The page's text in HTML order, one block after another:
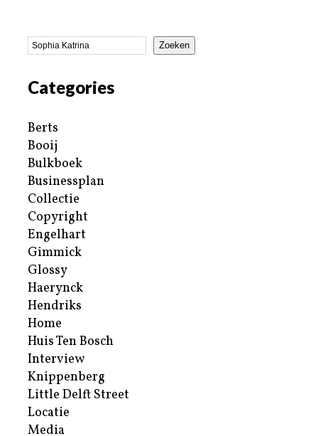
Zoeken
Categories
Berts
Booij
Bulkboek
Businessplan
Collectie
Copyright
Engelhart
Gimmick
Glossy
Haerynck
Hendriks
Home
Huis Ten Bosch
Interview
Knippenberg
Little Delft Street
Locatie
Media